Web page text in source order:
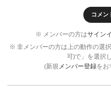
コメン
※ メンバーの方はサイン
※ 非メンバーの方は上の動作の選
可)で」を選択
(新規メンバー登録をお